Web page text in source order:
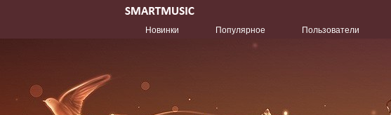
Новинки
Популярное Пользователи